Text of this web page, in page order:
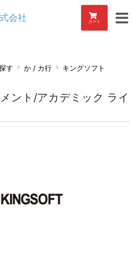
会社 カート
す か / カ行 キングソフト
ント/アカデミック ライ